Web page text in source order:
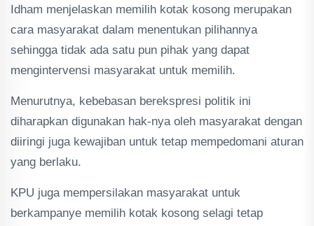
Idham menjelaskan memilih kotak kosong merupakan
cara masyarakat dalam menentukan pilihannya
sehingga tidak ada satu pun pihak yang dapat
mengintervensi masyarakat untuk memilih.
Menurutnya, kebebasan berekspresi politik ini
diharapkan digunakan hak-nya oleh masyarakat dengan
diiringi juga kewajiban untuk tetap mempedomani aturan
yang berlaku.
KPU juga mempersilakan masyarakat untuk
berkampanye memilih kotak kosong selagi tetap